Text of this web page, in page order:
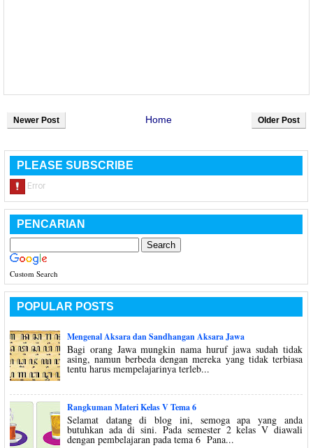
Newer Post Older Post
Home
PLEASE SUBSCRIBE
PENCARIAN
Custom Search
POPULAR POSTS
Mengenal Aksara dan Sandhangan Aksara Jawa
Bagi orang Jawa mungkin nama huruf jawa sudah tidak
asing, namun berbeda dengan mereka yang tidak terbiasa
tentu harus mempelajarinya terleb...
Rangkuman Materi Kelas V Tema 6
Selamat datang di blog ini, semoga apa yang anda
butuhkan ada di sini. Pada semester 2 kelas V diawali
dengan pembelajaran pada tema 6 Pana...